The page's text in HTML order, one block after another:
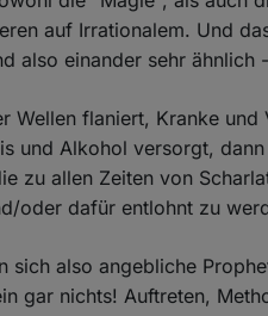
auf Irrationalem. Und
also einander sehr ähnlich
Wellen flaniert, Kranke
und Alkohol versorgt,
zu allen Zeiten von
oder dafür entlohnt zu
sich also angebliche
gar nichts! Auftreten,